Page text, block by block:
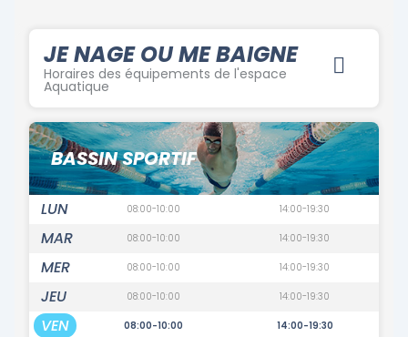
JE NAGE OU ME BAIGNE
Horaires des équipements de l'espace
Aquatique
BASSIN SPORTIF
LUN 08:00-10:00 14:00-19:30
MAR 08:00-10:00 14:00-19:30
MER 08:00-10:00 14:00-19:30
JEU 08:00-10:00 14:00-19:30
VEN 08:00-10:00 14:00-19:30